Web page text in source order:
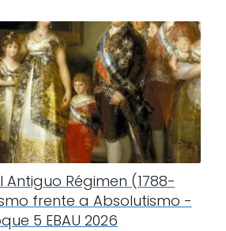
Antiguo Régimen (1788-
frente a Absolutismo -
5 EBAU 2026